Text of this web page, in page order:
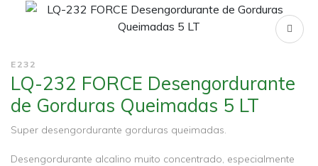
E232
LQ-232 FORCE Desengordurante
de Gorduras Queimadas 5 LT
Super desengordurante gorduras queimadas.
Desengordurante alcalino muito concentrado, especialmente